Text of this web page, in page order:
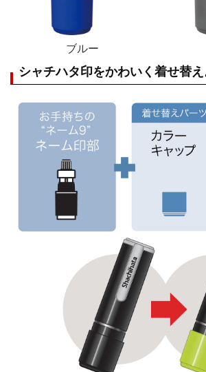
ブルー
シャチハタ印をかわいく着せ替え